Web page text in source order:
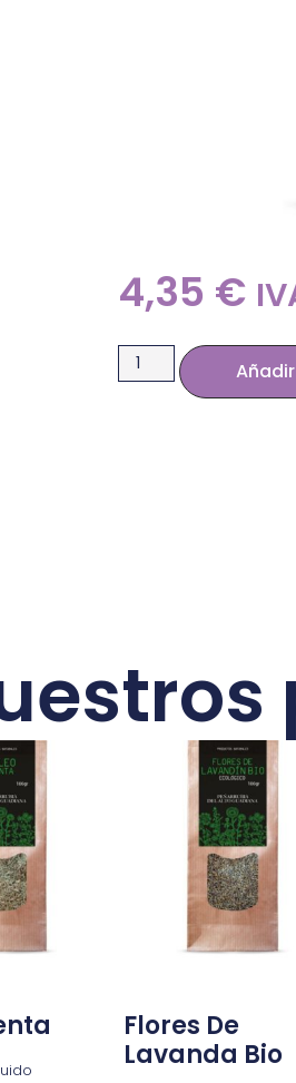
4,35 €
Flores De
Lavanda Bio